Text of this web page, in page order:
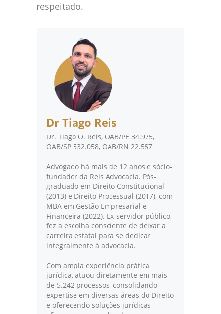
respeitado.
Dr Tiago Reis
Dr. Tiago O. Reis, OAB/PE 34.925,
OAB/SP 532.058, OAB/RN 22.557
Advogado há mais de 12 anos e sócio-
fundador da Reis Advocacia. Pós-
graduado em Direito Constitucional
(2013) e Direito Processual (2017), com
MBA em Gestão Empresarial e
Financeira (2022). Ex-servidor público,
fez a escolha consciente de deixar a
carreira estatal para se dedicar
integralmente à advocacia.
Com ampla experiência prática
jurídica, atuou diretamente em mais
de 5.242 processos, consolidando
expertise em diversas áreas do Direito
e oferecendo soluções jurídicas